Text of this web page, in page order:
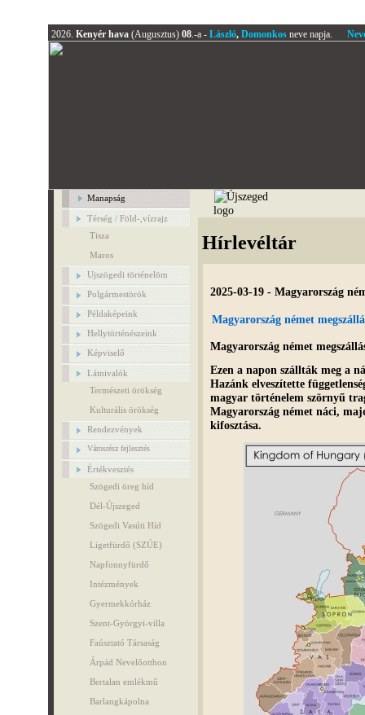
2026. Kenyér hava(Augusztus)08.-a -László,Domonkos neve napja.
Manapság
Térség / Föld-,vízrajz
Tisza
Maros
Ujszögedi történelöm
Polgármestörök
Példaképeink
Hellytörténészeink
Képviselő
Látnivalók
Természeti örökség
Kulturális örökség
Rendezvények
Városrész fejlesztés
Értékvesztés
Szögedi öreg híd
Dél-Újszeged
Szögedi Vasúti Híd
Ligetfürdő (SZÚE)
Napfonnyfürdő
Intézmények
Gyermekkórház
Szent-Györgyi-villa
Faúsztató Társaság
Árpád Nevelőotthon
Bertalan emlékmű
Barlangkápolna
Hírlevéltár
2025-03-19 - Magyarország
Magyarország német
Magyarország német
Ezen a napon szállták meg a
Hazánk elveszítette
magyar történelem szörnyű
Magyarország német náci,
kifosztása.